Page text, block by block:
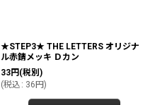
★STEP3★ THE LETTERS オリジナ
ル赤錆メッキ Ｄカン
33円 (税別)
(税込 : 36 円)